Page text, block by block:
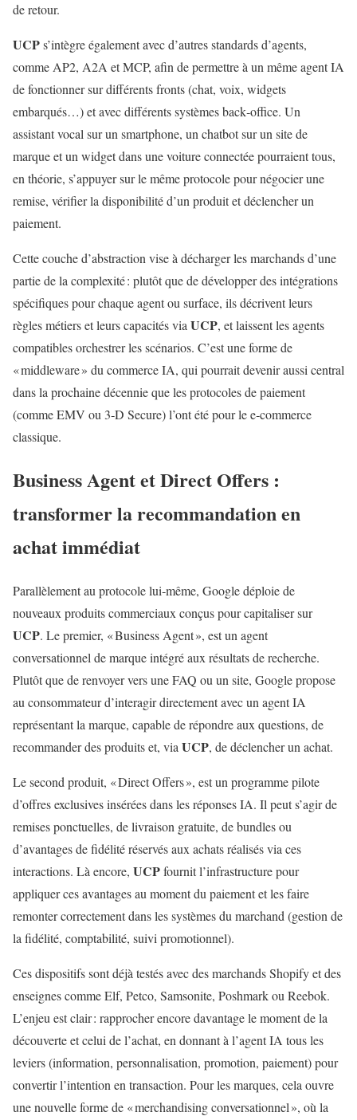
de retour.
UCPs’intègre également avec d’autres standards d’agents,
comme AP2, A2A et MCP, afin de permettre à un même agent IA
de fonctionner sur différents fronts (chat, voix, widgets
embarqués…) et avec différents systèmes back‑office. Un
assistant vocal sur un smartphone, un chatbot sur un site de
marque et un widget dans une voiture connectée pourraient tous,
en théorie, s’appuyer sur le même protocole pour négocier une
remise, vérifier la disponibilité d’un produit et déclencher un
paiement.
Cette couche d’abstraction vise à décharger les marchands d’une
partie de la complexité : plutôt que de développer des intégrations
spécifiques pour chaque agent ou surface, ils décrivent leurs
règles métiers et leurs capacités via UCP, et laissent les agents
compatibles orchestrer les scénarios. C’est une forme de
« middleware » du commerce IA, qui pourrait devenir aussi central
dans la prochaine décennie que les protocoles de paiement
(comme EMV ou 3‑D Secure) l’ont été pour le e‑commerce
classique.
Business Agent et Direct Offers :
transformer la recommandation en
achat immédiat
Parallèlement au protocole lui‑même, Google déploie de
nouveaux produits commerciaux conçus pour capitaliser sur
UCP. Le premier, « Business Agent », est un agent
conversationnel de marque intégré aux résultats de recherche.
Plutôt que de renvoyer vers une FAQ ou un site, Google propose
au consommateur d’interagir directement avec un agent IA
représentant la marque, capable de répondre aux questions, de
recommander des produits et, viaUCP, de déclencher un achat.
Le second produit, « Direct Offers », est un programme pilote
d’offres exclusives insérées dans les réponses IA. Il peut s’agir de
remises ponctuelles, de livraison gratuite, de bundles ou
d’avantages de fidélité réservés aux achats réalisés via ces
interactions. Là encore, UCPfournit l’infrastructure pour
appliquer ces avantages au moment du paiement et les faire
remonter correctement dans les systèmes du marchand (gestion de
la fidélité, comptabilité, suivi promotionnel).
Ces dispositifs sont déjà testés avec des marchands Shopify et des
enseignes comme Elf, Petco, Samsonite, Poshmark ou Reebok.
L’enjeu est clair : rapprocher encore davantage le moment de la
découverte et celui de l’achat, en donnant à l’agent IA tous les
leviers (information, personnalisation, promotion, paiement) pour
convertir l’intention en transaction. Pour les marques, cela ouvre
une nouvelle forme de « merchandising conversationnel », où la